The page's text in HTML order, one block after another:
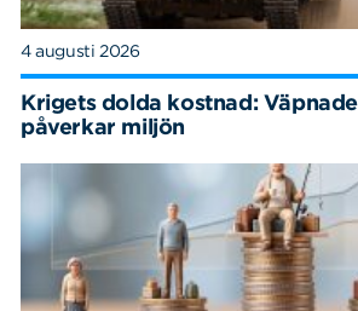
4 augusti 2026
Krigets dolda kostnad:
påverkar miljön